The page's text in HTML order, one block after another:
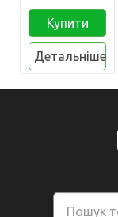
Купити
Детальніше